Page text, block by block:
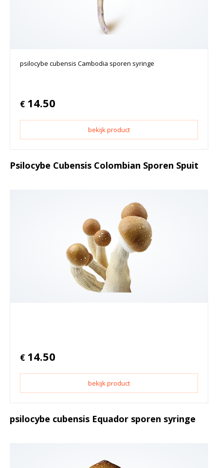
psilocybe cubensis Cambodia sporen syringe
€ 14.50
bekijk product
Psilocybe Cubensis Colombian Sporen Spuit
€ 14.50
bekijk product
psilocybe cubensis Equador sporen syringe